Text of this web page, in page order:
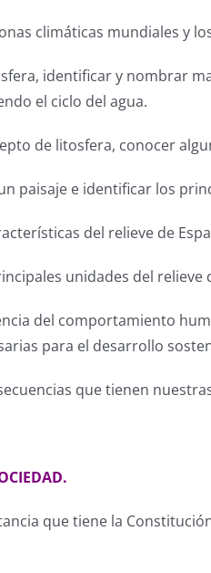
climáticas mundiales y
identificar y nombrar
el ciclo del agua.
de litosfera, conocer
paisaje e identificar los
del relieve de
unidades del
del comportamiento
para el desarrollo
que tienen
que tiene la